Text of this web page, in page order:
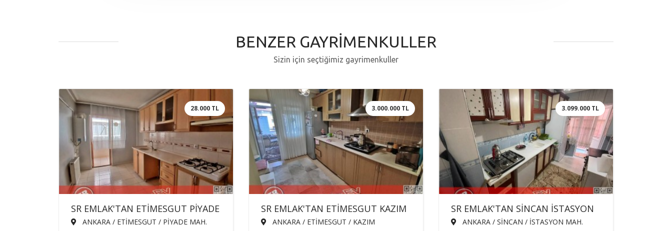
BENZER GAYRİMENKULLER
Sizin için seçtiğimiz gayrimenkuller
28.000 TL
SR EMLAK'TAN ETİMESGUT PİYADE
MAH'DE 3+1 120m² ARA KATTA
ANKARA / ETİMESGUT / PİYADE MAH.
3.000.000 TL
SR EMLAK'TAN ETİMESGUT KAZIM
KARABEKİR MAH'DE 3+1 90m²
ANKARA / ETİMESGUT / KAZIM
3.099.000 TL
SR EMLAK'TAN SİNCAN İSTASYON
MAH'DE 3+1 115m² ÖN CEPHE
ANKARA / SİNCAN / İSTASYON MAH.